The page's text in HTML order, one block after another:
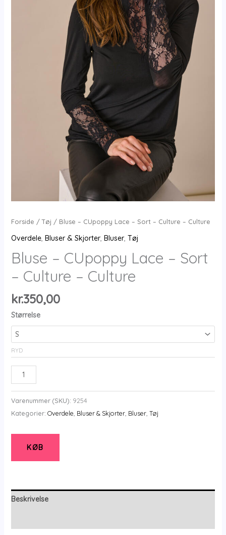
Forside /Tøj / Bluse – CUpoppy Lace – Sort – Culture – Culture
Overdele, Bluser & Skjorter, Bluser, Tøj
Bluse – CUpoppy Lace – Sort
– Culture – Culture
kr.350,00
Størrelse
RYD
Bluse
-
CUpoppy
Lace
Sort
Culture
antal
Varenummer (SKU): 9254
Kategorier: Overdele Bluser & Skjorter, Bluser, Tøj
KØB
Beskrivelse